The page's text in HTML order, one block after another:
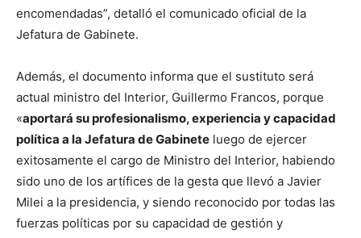
encomendadas”, detalló el comunicado oficial de la
Jefatura de Gabinete.
Además, el documento informa que el sustituto será
actual ministro del Interior, Guillermo Francos, porque
«aportará su profesionalismo, experiencia y capacidad
política a la Jefatura de Gabinete luego de ejercer
exitosamente el cargo de Ministro del Interior, habiendo
sido uno de los artífices de la gesta que llevó a Javier
Milei a la presidencia, y siendo reconocido por todas las
fuerzas políticas por su capacidad de gestión y